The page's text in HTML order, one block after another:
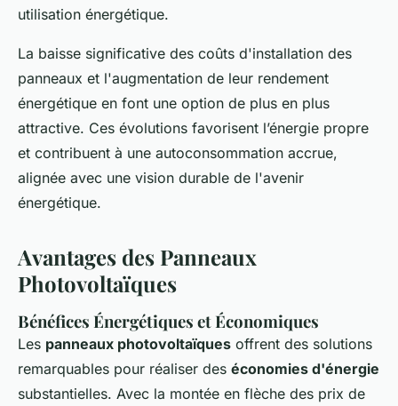
utilisation énergétique.
La baisse significative des coûts d'installation des
panneaux et l'augmentation de leur rendement
énergétique en font une option de plus en plus
attractive. Ces évolutions favorisent l’énergie propre
et contribuent à une autoconsommation accrue,
alignée avec une vision durable de l'avenir
énergétique.
Avantages des Panneaux
Photovoltaïques
Bénéfices Énergétiques et Économiques
Les panneaux photovoltaïques offrent des solutions
remarquables pour réaliser des économies d'énergie
substantielles. Avec la montée en flèche des prix de